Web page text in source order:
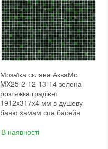
Мозаїка скляна АкваМо
MX25-2-12-13-14 зелена
розтяжка градієнт
1912x317x4 мм в душеву
баню хамам спа басейн
В наявності